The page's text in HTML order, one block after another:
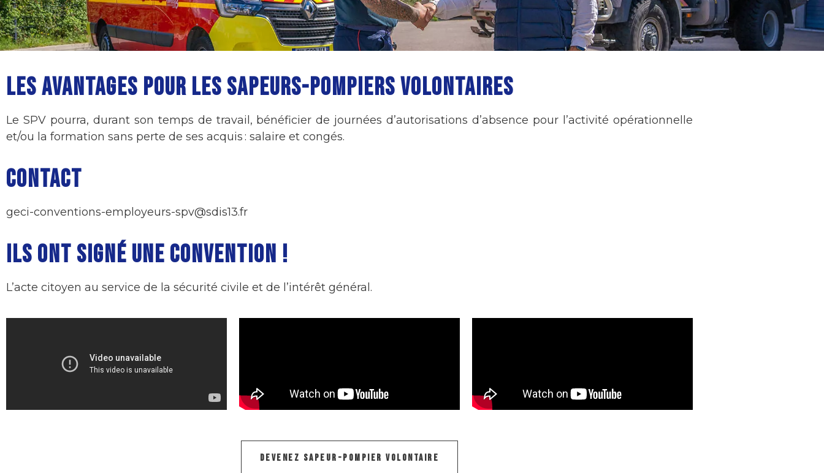
LES AVANTAGES POUR LES SAPEURS-POMPIERS VOLONTAIRES
Le SPV pourra, durant son temps de travail, bénéficier de journées d’autorisations d’absence pour l’activité opérationnelle
et/ou la formation sans perte de ses acquis : salaire et congés.
CONTACT
geci-conventions-employeurs-spv@sdis13.fr
ILS ONT SIGNÉ UNE CONVENTION !
L’acte citoyen au service de la sécurité civile et de l’intérêt général.
DEVENEZ SAPEUR-POMPIER VOLONTAIRE